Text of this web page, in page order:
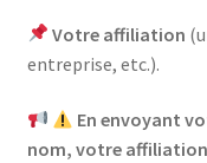
Votre affiliation
entreprise, etc.).
En envoyant
nom, votre